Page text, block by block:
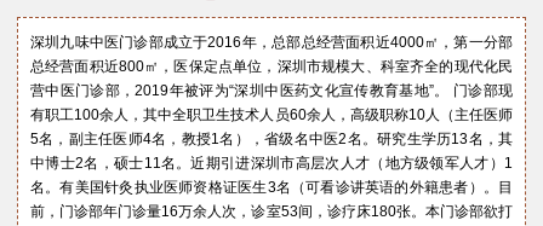
深圳九味中医门诊部成立于2016年，总部总经营面积近4000㎡，第一分部
总经营面积近800㎡，医保定点单位，深圳市规模大、科室齐全的现代化民
营中医门诊部，2019年被评为“深圳中医药文化宣传教育基地”。 门诊部现
有职工100余人，其中全职卫生技术人员60余人，高级职称10人（主任医师
5名，副主任医师4名，教授1名），省级名中医2名。研究生学历13名，其
中博士2名，硕士11名。近期引进深圳市高层次人才（地方级领军人才）1
名。有美国针灸执业医师资格证医生3名（可看诊讲英语的外籍患者）。目
前，门诊部年门诊量16万余人次，诊室53间，诊疗床180张。本门诊部欲打